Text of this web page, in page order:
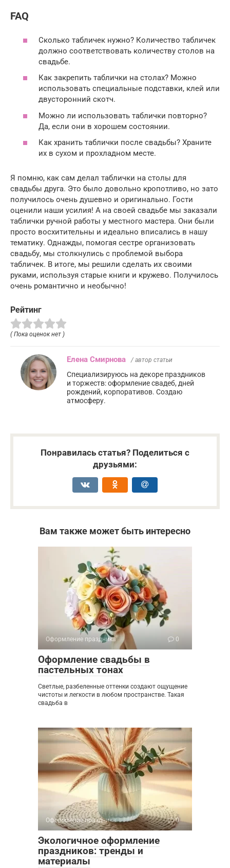
FAQ
Сколько табличек нужно? Количество табличек
должно соответствовать количеству столов на
свадьбе.
Как закрепить таблички на столах? Можно
использовать специальные подставки, клей или
двусторонний скотч.
Можно ли использовать таблички повторно?
Да, если они в хорошем состоянии.
Как хранить таблички после свадьбы? Храните
их в сухом и прохладном месте.
Я помню, как сам делал таблички на столы для
свадьбы друга. Это было довольно кропотливо, но зато
получилось очень душевно и оригинально. Гости
оценили наши усилия! А на своей свадьбе мы заказали
таблички ручной работы у местного мастера. Они были
просто восхитительны и идеально вписались в нашу
тематику. Однажды, помогая сестре организовать
свадьбу, мы столкнулись с проблемой выбора
табличек. В итоге, мы решили сделать их своими
руками, используя старые книги и кружево. Получилось
очень романтично и необычно!
Рейтинг
( Пока оценок нет )
Елена Смирнова / автор статьи
Специализируюсь на декоре праздников
и торжеств: оформление свадеб, дней
рождений, корпоративов. Создаю
атмосферу.
Понравилась статья? Поделиться с
друзьями:
Вам также может быть интересно
Оформление праздника 0
Оформление свадьбы в
пастельных тонах
Светлые, разбеленные оттенки создают ощущение
чистоты и легкости в любом пространстве. Такая
свадьба в
Оформление праздника 0
Экологичное оформление
праздников: тренды и
материалы